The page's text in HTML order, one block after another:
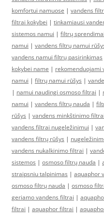
komfortui namuose | vandens
filtrai kokybei | tinkamiausi
sistemos namui | filtrų
namui | vandens filtrų namui
vandens namui filtrų pasirinkimas
kokybei name | rekomenduojami
namui | filtrų namui rūšys |
| namui naudingi osmoso filtrai |
namui | vandens filtrų nauda |
rūšys | vandens minkštinimo filtrai
vandens filtrai nugeležinimui |
vandens filtrų rūšys |
vandens nukalkinimo filtrai |
sistemos | osmoso filtrų nauda |
straipsniu talpinimas | aquaphor
osmoso filtrų nauda | osmoso
geriamo vandens filtrai |
filtrai | aquaphor filtrai |